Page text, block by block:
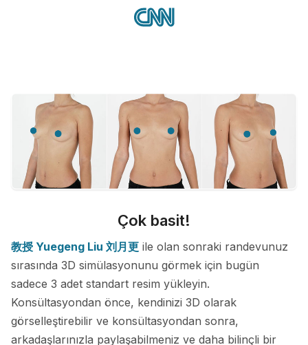
Çok basit!
教授 Yuegeng Liu 刘月更 ile olan sonraki randevunuz
sırasında 3D simülasyonunu görmek için bugün
sadece 3 adet standart resim yükleyin.
Konsültasyondan önce, kendinizi 3D olarak
görselleştirebilir ve konsültasyondan sonra,
arkadaşlarınızla paylaşabilmeniz ve daha bilinçli bir